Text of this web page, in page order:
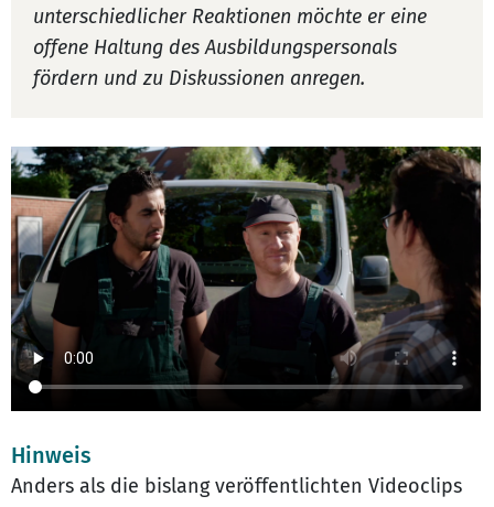
unterschiedlicher Reaktionen möchte er eine
offene Haltung des Ausbildungspersonals
fördern und zu Diskussionen anregen.
Hinweis
Anders als die bislang veröffentlichten Videoclips